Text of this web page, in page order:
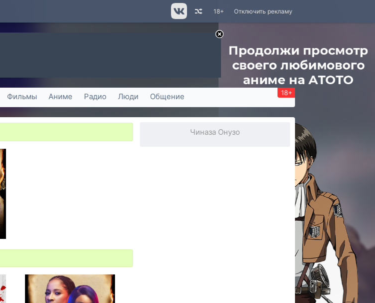
Отключить рекламу
18+
Фильмы Аниме Радио Люди Общение 18+
Чиназа Онузо